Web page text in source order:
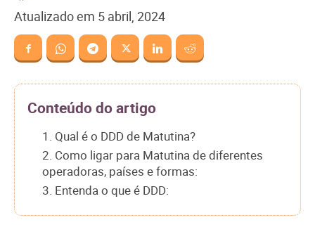
Atualizado em 5 abril, 2024
Conteúdo do artigo
1. Qual é o DDD de Matutina?
2. Como ligar para Matutina de diferentes
operadoras, países e formas:
3. Entenda o que é DDD: